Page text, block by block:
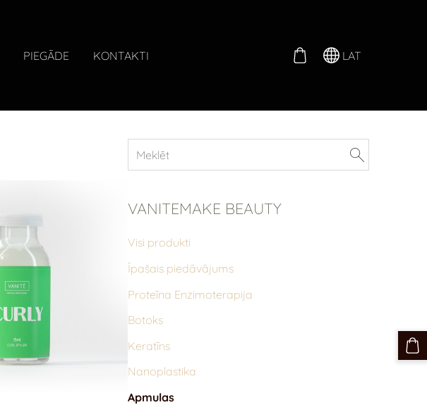
PIEGĀDE KONTAKTI LAT
VANITEMAKE BEAUTY
Visi produkti
Īpašais piedāvājums
Proteīna Enzimoterapija
Botoks
Keratīns
Nanoplastika
Apmulas